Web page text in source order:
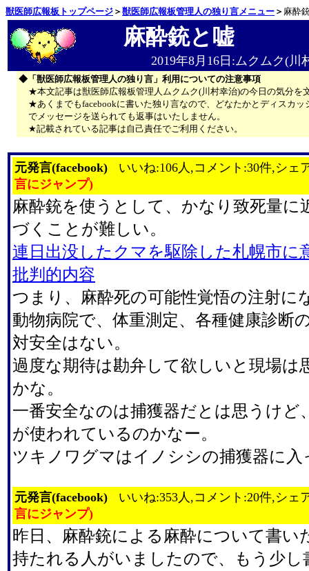
獣医師広報板トップページ ＞ 獣医師広報板管理人の独り言メニュー ＞ 麻酔
麻酔銃と嘘
2019年8月16日:ムクムク(川
◆「獣医師広報板管理人の独り言」利用についての注意事項
★本文記事は獣医師広報板管理人ムクムク(川村幸治)の今日の気分を
★あくまでもfacebookに書いた独り言なので、どなたかとディスカ
でメッセージを送られても返事はいたしません。
★記載されている記事は自己責任でご利用ください。
元発言(facebook)
いいね:106人,コメント:30件,シェ
言にジャンプ)
麻酔銃を使うとして、かなり致死量に
づくことが難しい。
連日出没したクマを駆除した札幌市に
批判的内容
つまり、麻酔死の可能性覚悟の注射に
動物病院で、体重測定、各種健康診断
対安全はない。
過度な期待は勘弁して欲しいと現場は
かな。
一番安全なのは捕獲器だとは思うけど
が使われているのかなー。
ツキノワグマはイノシシの捕獲器に
元発言(facebook)
いいね:353人,コメント:20件,シェ
言にジャンプ)
昨日、麻酔銃による麻酔について書い
持たれる人がいましたので、もう少